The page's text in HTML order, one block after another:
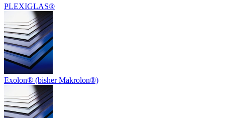
PLEXIGLAS®
Exolon® (bisher Makrolon®)